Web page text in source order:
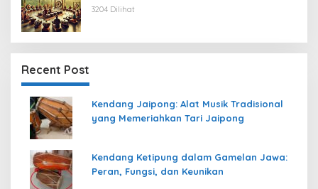
3204 Dilihat
Recent Post
Kendang Jaipong: Alat Musik Tradisional
yang Memeriahkan Tari Jaipong
Kendang Ketipung dalam Gamelan Jawa:
Peran, Fungsi, dan Keunikan